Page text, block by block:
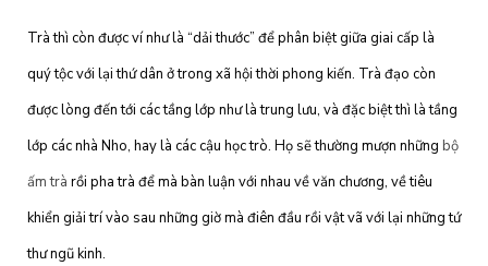
Trà thì còn được ví như là “dải thước” để phân biệt giữa giai cấp là
quý tộc với lại thứ dân ở trong xã hội thời phong kiến. Trà đạo còn
được lòng đến tới các tầng lớp như là trung lưu, và đặc biệt thì là tầng
lớp các nhà Nho, hay là các cậu học trò. Họ sẽ thường mượn những bộ
ấm trà rồi pha trà để mà bàn luận với nhau về văn chương, về tiêu
khiển giải trí vào sau những giờ mà điên đầu rồi vật vã với lại những tứ
thư ngũ kinh.